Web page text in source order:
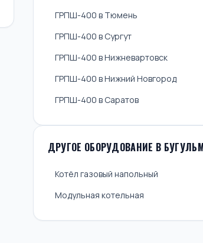
ГРПШ-400 в Тюмень
ГРПШ-400 в Сургут
ГРПШ-400 в Нижневартовск
ГРПШ-400 в Нижний Новгород
ГРПШ-400 в Саратов
ДРУГОЕ ОБОРУДОВАНИЕ В
Котёл газовый напольный
Модульная котельная